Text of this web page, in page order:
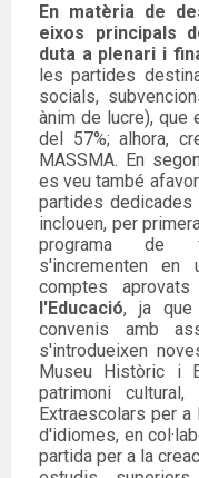
En matèria de
eixos principals
duta a plenari i
les partides
socials,
ànim de lucre), que
del 57%; alhora,
MASSMA. En
es veu també
partides dedicades
inclouen, per
programa de
s'incrementen
comptes
l'Educació, ja que
convenis amb
s'introdueixen
Museu Històric i
patrimoni
Extraescolars per
d'idiomes, en
partida per a la